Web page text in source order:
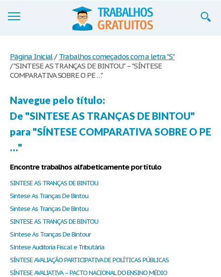
Cadastre-se
Contate-nos
Página Inicial / Trabalhos começados com a letra "S"
/"SINTESE AS TRANÇAS DE BINTOU" – "SÍNTESE
COMPARATIVA SOBRE O PE …"
Navegue pelo título:
De "SINTESE AS TRANÇAS DE BINTOU"
para "SÍNTESE COMPARATIVA SOBRE O PE
…"
Encontre trabalhos alfabeticamente por título
SINTESE AS TRANÇAS DE BINTOU
Sintese As Tranças De Bintou
Sintese As Tranças De Bintou
SINTESE AS TRANÇAS DE BINTOU
Síntese As Tranças De Bintour
Síntese Auditoria Fiscal e Tributária
SÍNTESE AVALIAÇÃO PARTICIPATIVA DE POLÍTICAS PÚBLICAS
SÍNTESE AVALIATIVA – PACTO NACIONAL DO ENSINO MÉDIO